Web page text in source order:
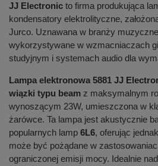
JJ Electronic to firma produkująca
kondensatory elektrolityczne,
Jurco. Uznawana w branży
wykorzystywane w wzmacniaczach
studyjnym i systemach audio dla
Lampa elektronowa 5881 JJ
wiązki typu beam z maksymalnym
wynoszącym 23W, umieszczona w
żarówce. Ta lampa jest akustycznie
popularnych lamp 6L6, oferując
może być pożądane w
ograniczonej emisji mocy. Idealnie